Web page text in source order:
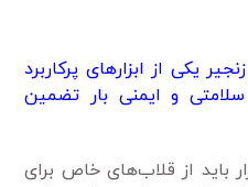
زنجیر یکی از ابزارهای پرکاربرد
و ایمنی بار تضمین
باید از قلاب‌های خاص برای